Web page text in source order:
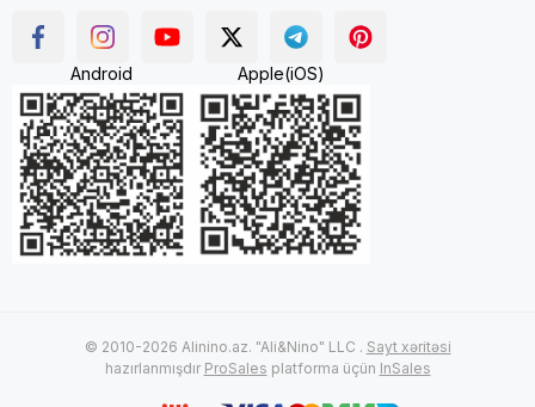
Android Apple(iOS)
© 2010-2026 Alinino.az. "Ali&Nino" LLC . Sayt xəritəsi
hazırlanmışdır ProSales platforma üçün InSales